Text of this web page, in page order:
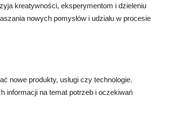
kreatywności, eksperymentom i dzieleniu
nowych pomysłów i udziału w procesie
nowe produkty, usługi czy technologie.
informacji na temat potrzeb i oczekiwań